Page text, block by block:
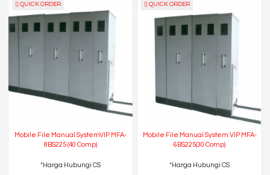
QUICK ORDER
Mobile File Manual SystemVIP MFA-
8BS225 (40 Comp)
*Harga Hubungi CS
QUICK ORDER
Mobile File Manual System VIP MFA-
6BS225(30 Comp)
*Harga Hubungi CS